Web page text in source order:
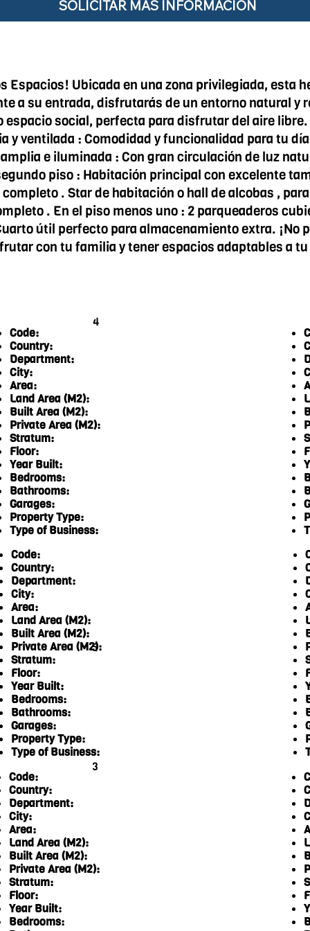
SOLICITAR MÁS INFORMACIÓN
Espacios! Ubicada en una zona privilegiada,
a su entrada, disfrutarás de un entorno natural y
social, perfecta para disfrutar del aire
y ventilada : Comodidad y funcionalidad para tu
e iluminada : Con gran circulación de luz
piso : Habitación principal con excelente
. Star de habitación o hall de alcobas ,
. En el piso menos uno : 2 parqueaderos
útil perfecto para almacenamiento extra. ¡No
con tu familia y tener espacios adaptables a
Code:
Country:
Department:
City:
Area:
Land Area (M2):
Built Area (M2):
Private Area (M2):
Stratum:
Floor:
Year Built:
Bedrooms:
Bathrooms:
Garages:
Property Type:
Type of Business:
4
Code:
Country:
Department:
City:
Area:
Land Area (M2):
Built Area (M2):
Private Area (M2):
Stratum:
Floor:
Year Built:
Bedrooms:
Bathrooms:
Garages:
Property Type:
Type of Business:
5
Code:
Country:
Department:
City:
Area:
Land Area (M2):
Built Area (M2):
Private Area (M2):
Stratum:
Floor:
Year Built:
Bedrooms:
3